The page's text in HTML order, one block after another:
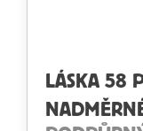
LÁSKA 58